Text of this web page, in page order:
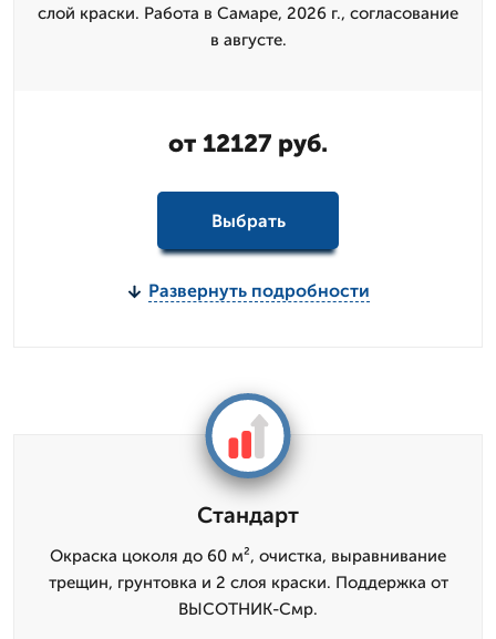
слой краски. Работа в Самаре, 2026 г., согласование
в августе.
от 12127 руб.
Выбрать
Развернуть подробности
Стандарт
Окраска цоколя до 60 м², очистка, выравнивание
трещин, грунтовка и 2 слоя краски. Поддержка от
ВЫСОТНИК-Смр.